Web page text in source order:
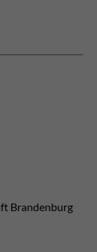
Brandenburg